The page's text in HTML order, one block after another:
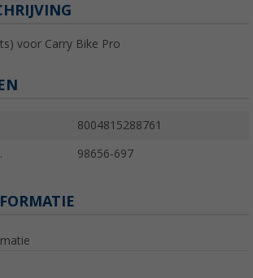
voor Carry Bike Pro
8004815288761
98656-697